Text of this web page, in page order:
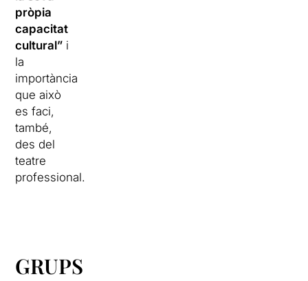
pròpia
capacitat
cultural” i
la
importància
que això
es faci,
també,
des del
teatre
professional.
GRUPS